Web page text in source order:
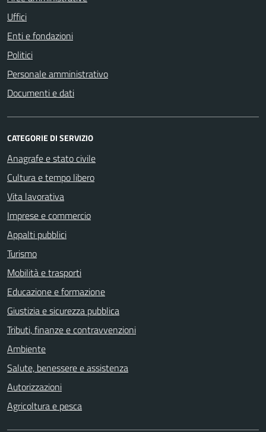
Uffici
Enti e fondazioni
Politici
Personale amministrativo
Documenti e dati
CATEGORIE DI SERVIZIO
Anagrafe e stato civile
Cultura e tempo libero
Vita lavorativa
Imprese e commercio
Appalti pubblici
Turismo
Mobilità e trasporti
Educazione e formazione
Giustizia e sicurezza pubblica
Tributi, finanze e contravvenzioni
Ambiente
Salute, benessere e assistenza
Autorizzazioni
Agricoltura e pesca